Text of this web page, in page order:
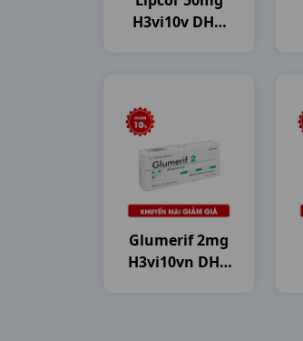
H3vi10v DHG
Glumerif 2mg
H3vi10vn DHG